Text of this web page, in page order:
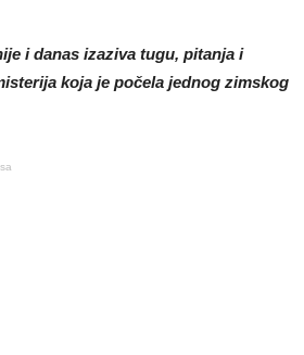
i danas izaziva tugu, pitanja i
koja je počela jednog zimskog